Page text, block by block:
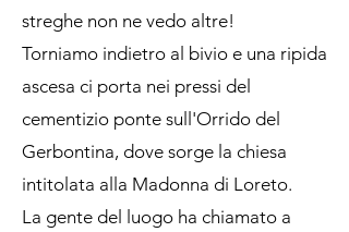
streghe non ne vedo altre!
Torniamo indietro al bivio e una ripida
ascesa ci porta nei pressi del
cementizio ponte sull'Orrido del
Gerbontina, dove sorge la chiesa
intitolata alla Madonna di Loreto.
La gente del luogo ha chiamato a